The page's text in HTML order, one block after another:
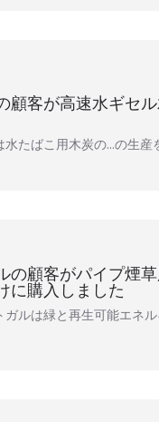
顧客が高速水ギセ
たばこ用木炭の…の生産
の顧客がパイプ煙
に購入しました
ガルは緑と再生可能エネ